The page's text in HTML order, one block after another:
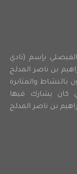
1374 هـ النادي الفيصلي بإسم (نادي
بن ناصر المدلج
بالنشاط والمثابرة
كان يشارك فيها
بن ناصر المدلج